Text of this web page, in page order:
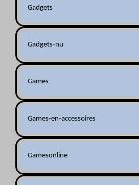
Gadgets
Gadgets-nu
Games
Games-en-accessoires
Gamesonline